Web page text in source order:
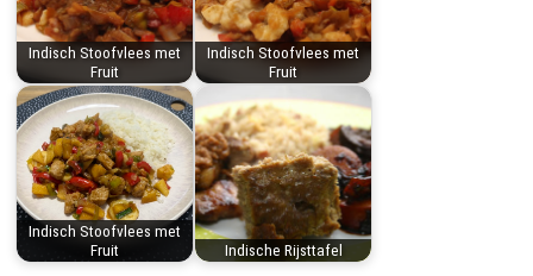
Indisch Stoofvlees met
Fruit
Indisch Stoofvlees met
Fruit
Indisch Stoofvlees met
Fruit
Indische Rijsttafel